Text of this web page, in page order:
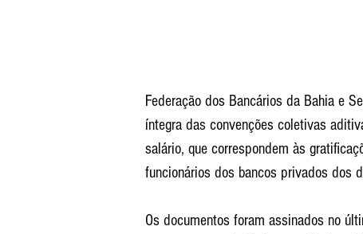
Federação dos Bancários da Bahia e
íntegra das convenções coletivas
salário, que correspondem às
funcionários dos bancos privados dos
Os documentos foram assinados no